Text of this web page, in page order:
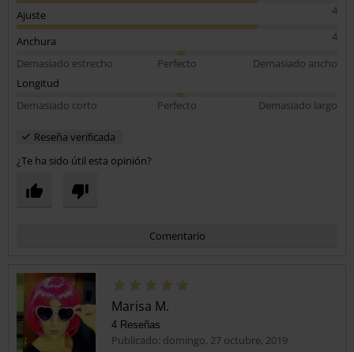
4
Ajuste
4
Anchura
Demasiado estrecho
Perfecto
Demasiado ancho
Longitud
Demasiado corto
Perfecto Demasiado largo
Reseña verificada
¿Te ha sido útil esta opinión?
Comentario
Marisa M.
4 Reseñas
Publicado: domingo, 27 octubre, 2019